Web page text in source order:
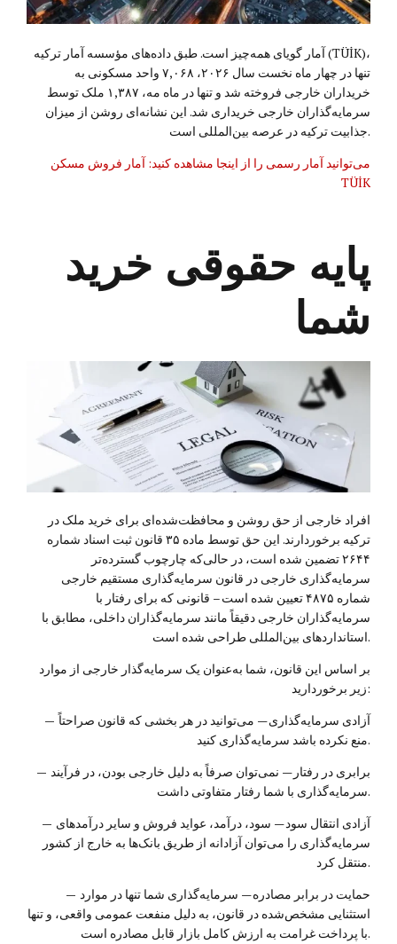
آمار گویای همه‌چیز است. طبق داده‌های مؤسسه آمار ترکیه (TÜİK)،
تنها در چهار ماه نخست سال ۲۰۲۶، ۷,۰۶۸ واحد مسکونی به
خریداران خارجی فروخته شد و تنها در ماه مه، ۱,۳۸۷ ملک توسط
سرمایه‌گذاران خارجی خریداری شد. این نشانه‌ای روشن از میزان
جذابیت ترکیه در عرصه بین‌المللی است.
می‌توانید آمار رسمی را از اینجا مشاهده کنید: آمار فروش مسکن
TÜİK
پایه حقوقی خرید
شما
افراد خارجی از حق روشن و محافظت‌شده‌ای برای خرید ملک در
ترکیه برخوردارند. این حق توسط ماده ۳۵ قانون ثبت اسناد شماره
۲۶۴۴ تضمین شده است، در حالی‌که چارچوب گسترده‌تر
سرمایه‌گذاری خارجی در قانون سرمایه‌گذاری مستقیم خارجی
شماره ۴۸۷۵ تعیین شده است – قانونی که برای رفتار با
سرمایه‌گذاران خارجی دقیقاً مانند سرمایه‌گذاران داخلی، مطابق با
استانداردهای بین‌المللی طراحی شده است.
بر اساس این قانون، شما به‌عنوان یک سرمایه‌گذار خارجی از موارد
زیر برخوردارید:
—آزادی سرمایه‌گذاری — می‌توانید در هر بخشی که قانون صراحتاً
منع نکرده باشد سرمایه‌گذاری کنید.
— برابری در رفتار — نمی‌توان صرفاً به دلیل خارجی بودن، در فرآیند
سرمایه‌گذاری با شما رفتار متفاوتی داشت.
— آزادی انتقال سود — سود، درآمد، عواید فروش و سایر درآمدهای
سرمایه‌گذاری را می‌توان آزادانه از طریق بانک‌ها به خارج از کشور
منتقل کرد.
— حمایت در برابر مصادره — سرمایه‌گذاری شما تنها در موارد
استثنایی مشخص‌شده در قانون، به دلیل منفعت عمومی واقعی، و تنها
با پرداخت غرامت به ارزش کامل بازار قابل مصادره است.